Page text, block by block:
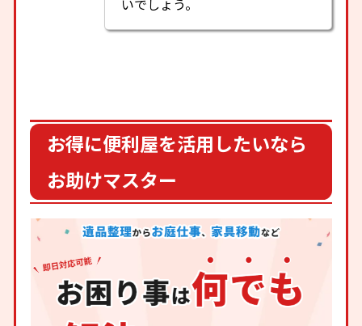
お得に便利屋を活用したいなら
お助けマスター